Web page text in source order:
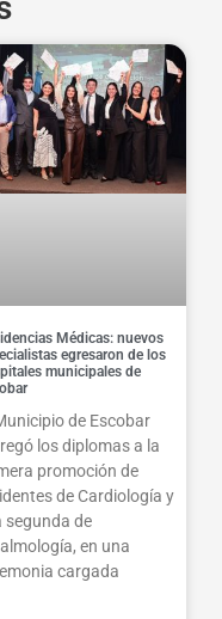
Médicas: nuevos
egresaron de los
municipales de
de Escobar
los diplomas a la
promoción de
de Cardiología y
segunda de
en una
cargada